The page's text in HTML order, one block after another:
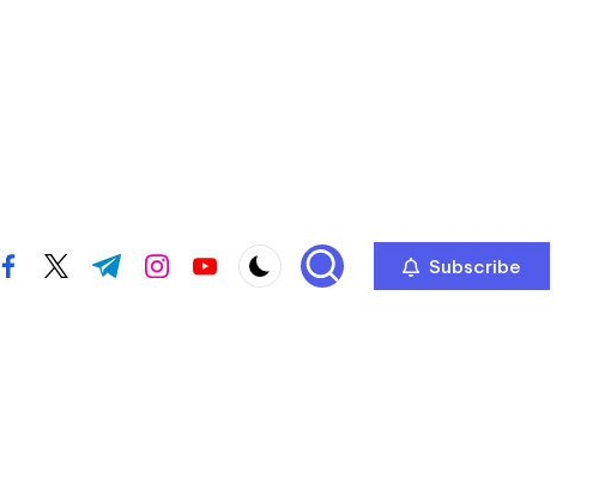
facebook.com
twitter.com
t.me instagram.com
youtube.com Subscribe